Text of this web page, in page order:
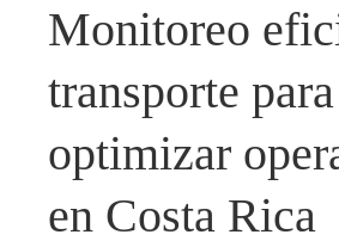
Monitoreo
transporte para
optimizar
en Costa Rica